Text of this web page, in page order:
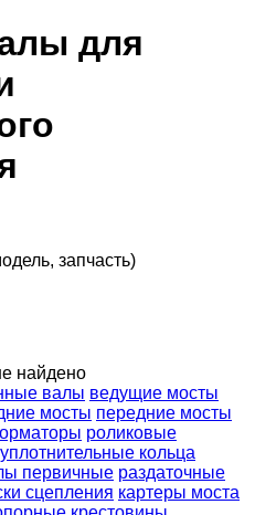
для
запчасть)
найдено
валы ведущие мосты
мосты передние мосты
роликовые
уплотнительные кольца
первичные раздаточные
сцепления картеры моста